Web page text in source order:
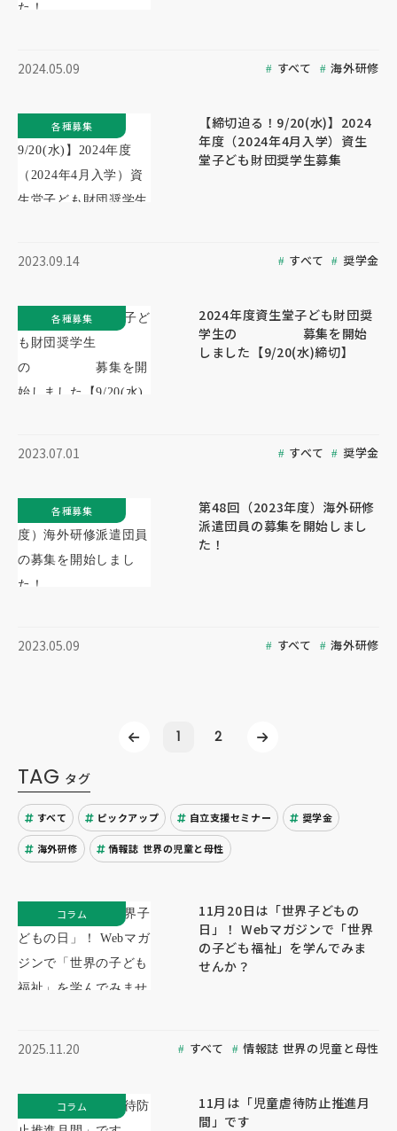
2024.05.09 すべて 海外研修
【締切迫る！9/20(水)】2024
年度（2024年4月入学）資生
堂子ども財団奨学生募集
2023.09.14 すべて 奨学金
各種募集
2024年度資生堂子ども財団奨
学生の 募集を開始
しました【9/20(水)締切】
2023.07.01 すべて 奨学金
各種募集
第48回（2023年度）海外研修
派遣団員の募集を開始しまし
た！
2023.05.09 すべて 海外研修
各種募集
1 2
TAG タグ
すべて ピックアップ 自立支援セミナー 奨学金
海外研修 情報誌 世界の児童と母性
11月20日は「世界子どもの
日」！ Webマガジンで「世界
の子ども福祉」を学んでみま
せんか？
2025.11.20 すべて 情報誌 世界の児童と母性
コラム
11月は「児童虐待防止推進月
間」です
コラム